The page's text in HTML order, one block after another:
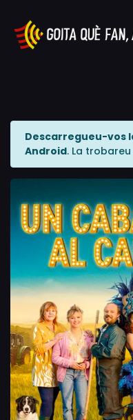
Descarregueu-vos
Android. La trobareu